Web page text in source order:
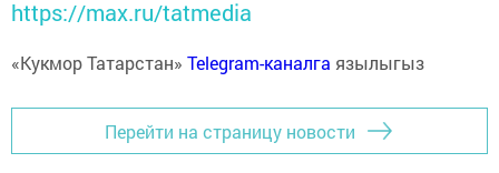
https://max.ru/tatmedia
«Кукмор Татарстан» Telegram-каналга язылыгыз
Перейти на страницу новости